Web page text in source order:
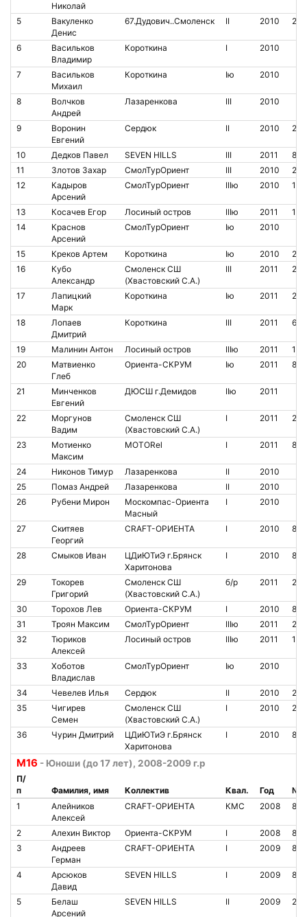
Николай
5
Вакуленко
Денис
67.Дудович..Смоленск II 2010
6
Васильков
Владимир
Короткина I 2010
7
Васильков
Михаил
Короткина Iю 2010
8
Волчков
Андрей
Лазаренкова III 2010
9
Воронин
Евгений
Сердюк II 2010
10 Дедков Павел SEVEN HILLS III 2011
11
Злотов Захар СмолТурОриент III 2010
12
Кадыров
Арсений
СмолТурОриент IIIю 2010
13 Косачев Егор Лосиный остров IIIю 2011
14
Краснов
Арсений
СмолТурОриент Iю 2010
15 Креков Артем Короткина Iю 2010
16
Кубо
Александр
Смоленск СШ
(Хвастовский С.А.)
III 2011
17
Лапицкий
Марк
Короткина Iю 2011
18
Лопаев
Дмитрий
Короткина III 2011
19 Малинин Антон Лосиный остров IIIю 2011
20
Матвиенко
Глеб
Ориента-СКРУМ Iю 2011
21
Минченков
Евгений
ДЮСШ г.Демидов IIю 2011
22
Моргунов
Вадим
Смоленск СШ
(Хвастовский С.А.)
I 2011
23
Мотиенко
Максим
MOTORel I 2011
24 Никонов Тимур Лазаренкова II
2010
25
Помаз Андрей Лазаренкова II
2010
26
Рубени Мирон
Москомпас-Ориента
Масный
I 2010
27
Скитяев
Георгий
CRAFT-ОРИЕНТА I 2010
28 Смыков Иван
ЦДиЮТиЭ г.Брянск
Харитонова
I 2010
29
Токорев
Григорий
Смоленск СШ
(Хвастовский С.А.)
б/р 2011
30 Торохов Лев Ориента-СКРУМ I 2010
31
Троян Максим СмолТурОриент IIIю 2011
32
Тюриков
Алексей
Лосиный остров IIIю 2011
33
Хоботов
Владислав
СмолТурОриент Iю 2010
34 Чевелев Илья Сердюк II 2010
35
Чигирев
Семен
Смоленск СШ
(Хвастовский С.А.)
I 2010
36 Чурин Дмитрий
ЦДиЮТиЭ г.Брянск
Харитонова
I 2010
М16 - Юноши (до 17 лет), 2008-2009 г.р
П/
п
Фамилия, имя Коллектив Квал. Год
№
1
Алейников
Алексей
CRAFT-ОРИЕНТА КМС 2008
2 Алехин Виктор Ориента-СКРУМ I 2008
3
Андреев
Герман
CRAFT-ОРИЕНТА I 2009
4
Арсюков
Давид
SEVEN HILLS I 2009
5
Белаш
Арсений
SEVEN HILLS II 2009